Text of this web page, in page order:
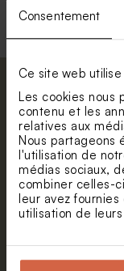
Consentement
Ce site web
Les cookies nous
contenu et les
relatives aux
Nous partageons
l'utilisation de
médias sociaux,
combiner celles-
leur avez
utilisation de
Valisette dinosaure
géométrique
Abonnez-
informé.
de réduction.
Prénom
E-mail